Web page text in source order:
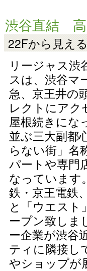
渋谷直結 高
22Fから見え
リージャス
スは、渋谷マ
急、京王井の
レクトにアク
屋根続きにな
並ぶ三大副都
らない街」名
パートや専門
なっています
鉄・京王電鉄
と「ウエスト
ープン致しま
ー企業が渋谷
ティに隣接し
やショップが